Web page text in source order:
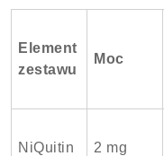
Element
zestawu
Moc
NiQuitin 2 mg